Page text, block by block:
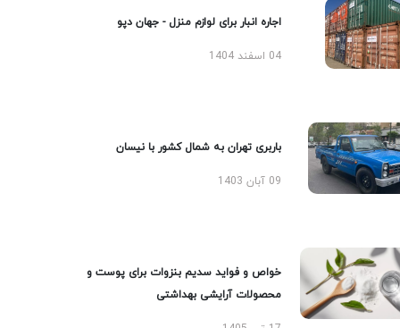
اجاره انبار برای لوازم منزل - جهان دپو
04 اسفند 1404
باربری تهران به شمال کشور با نیسان
09 آبان 1403
خواص و فواید سدیم بنزوات برای پوست و
محصولات آرایشی بهداشتی